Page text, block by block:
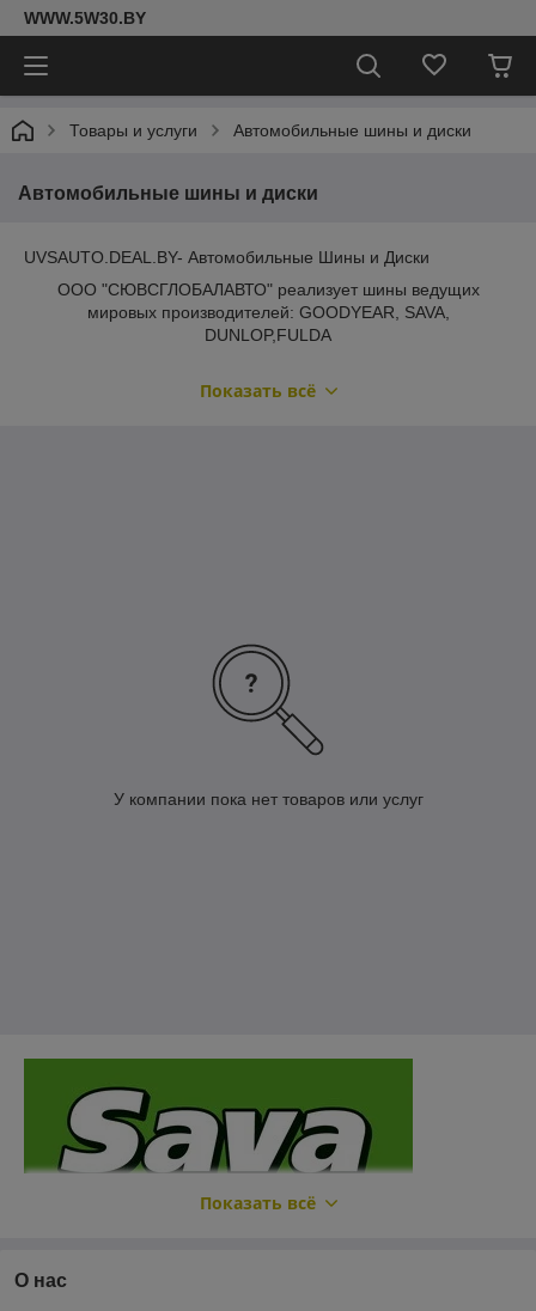
WWW.5W30.BY
Товары и услуги Автомобильные шины и диски
Автомобильные шины и диски
UVSAUTO.DEAL.BY- Автомобильные Шины и Диски
ООО "СЮВСГЛОБАЛАВТО" реализует шины ведущих
мировых производителей: GOODYEAR, SAVA,
DUNLOP,FULDA
территории РБ,
Предоставим нашим покупателям
профессиональную консультацию
Мы готовы предоставить оперативную доставку.
У нас вы получите официальную гарантию на
Скидки постоянным покупателям
Показать всё
У компании пока нет товаров или услуг
Показать всё
О нас